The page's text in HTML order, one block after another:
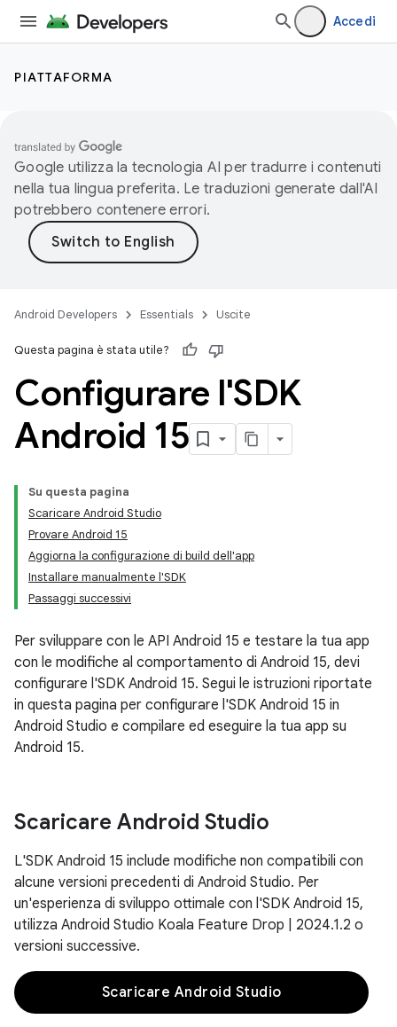
Accedi
PIATTAFORMA
Google utilizza la tecnologia AI per tradurre i contenuti
nella tua lingua preferita. Le traduzioni generate dall'AI
potrebbero contenere errori.
Android Developers Essentials Uscite
Questa pagina è stata utile?
Configurare l'SDK
Android 15
Su questa pagina
Scaricare Android Studio
Provare Android 15
Aggiorna la configurazione di build dell'app
Installare manualmente l'SDK
Passaggi successivi
Per sviluppare con le API Android 15 e testare la tua app
con le modifiche al comportamento di Android 15, devi
configurare l'SDK Android 15. Segui le istruzioni riportate
in questa pagina per configurare l'SDK Android 15 in
Android Studio e compilare ed eseguire la tua app su
Android 15.
Scaricare Android Studio
L'SDK Android 15 include modifiche non compatibili con
alcune versioni precedenti di Android Studio. Per
un'esperienza di sviluppo ottimale con l'SDK Android 15,
utilizza Android Studio Koala Feature Drop | 2024.1.2 o
versioni successive.
Scaricare Android Studio